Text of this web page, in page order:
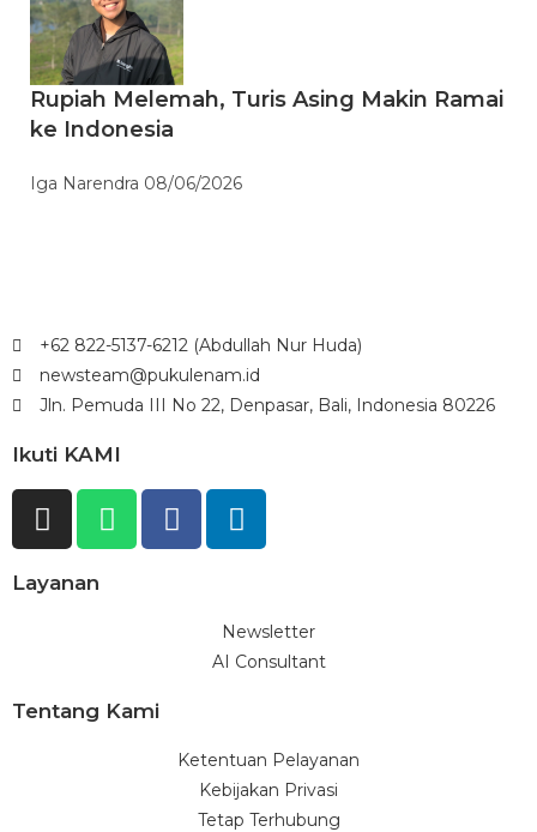
Rupiah Melemah, Turis Asing Makin Ramai
ke Indonesia
Iga Narendra 08/06/2026
+62 822-5137-6212 (Abdullah Nur Huda)
newsteam@pukulenam.id
Jln. Pemuda III No 22, Denpasar, Bali, Indonesia 80226
Ikuti KAMI
Layanan
Newsletter
AI Consultant
Tentang Kami
Ketentuan Pelayanan
Kebijakan Privasi
Tetap Terhubung